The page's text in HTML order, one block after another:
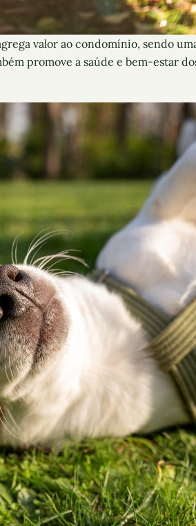
valor ao condomínio, sendo
promove a saúde e bem-estar